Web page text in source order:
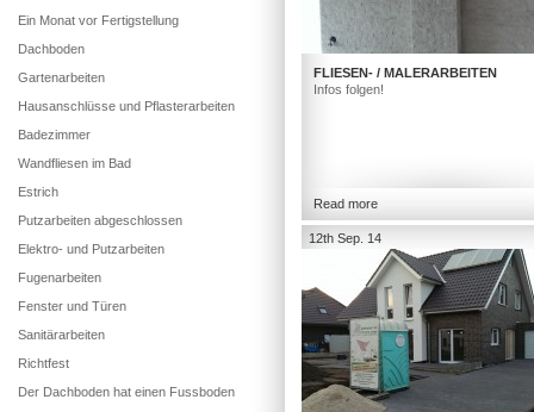
FLIESEN- / MALERARBEITEN
Infos folgen!
Read more
12th Sep. 14
Ein Monat vor Fertigstellung
Dachboden
Gartenarbeiten
Hausanschlüsse und Pflasterarbeiten
Badezimmer
Wandfliesen im Bad
Estrich
Putzarbeiten abgeschlossen
Elektro- und Putzarbeiten
Fugenarbeiten
Fenster und Türen
Sanitärarbeiten
Richtfest
Der Dachboden hat einen Fussboden